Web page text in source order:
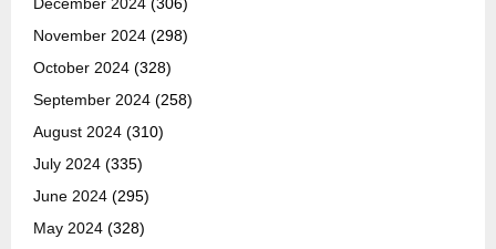
November 2024 (298)
October 2024 (328)
September 2024 (258)
August 2024 (310)
July 2024 (335)
June 2024 (295)
May 2024 (328)